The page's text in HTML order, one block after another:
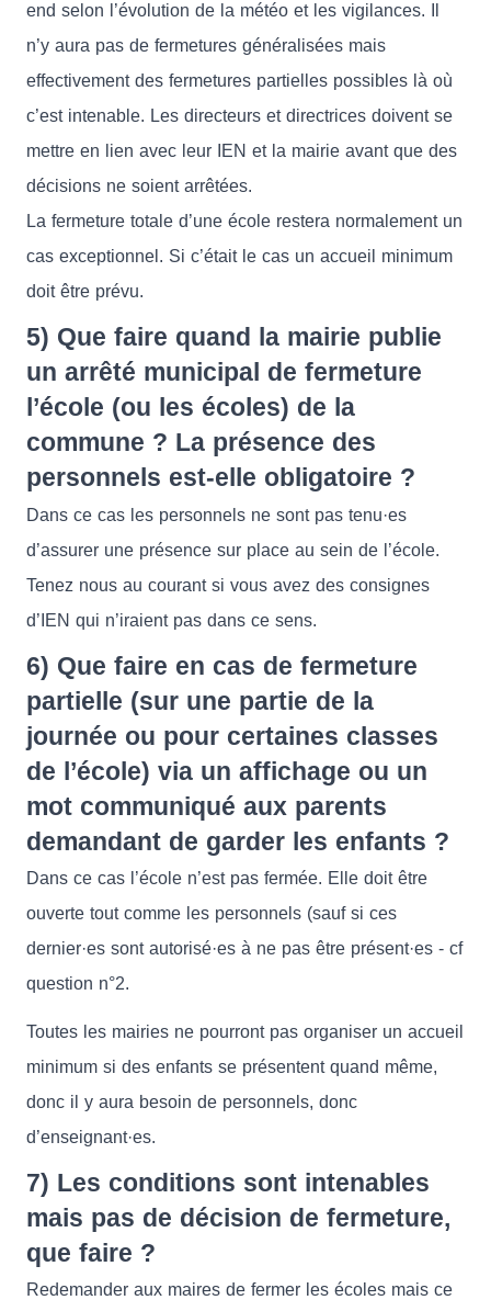
end selon l’évolution de la météo et les vigilances. Il
n’y aura pas de fermetures généralisées mais
effectivement des fermetures partielles possibles là où
c’est intenable. Les directeurs et directrices doivent se
mettre en lien avec leur IEN et la mairie avant que des
décisions ne soient arrêtées.
La fermeture totale d’une école restera normalement un
cas exceptionnel. Si c’était le cas un accueil minimum
doit être prévu.
5) Que faire quand la mairie publie
un arrêté municipal de fermeture
l’école (ou les écoles) de la
commune ? La présence des
personnels est-elle obligatoire ?
Dans ce cas les personnels ne sont pas tenu·es
d’assurer une présence sur place au sein de l’école.
Tenez nous au courant si vous avez des consignes
d’IEN qui n’iraient pas dans ce sens.
6) Que faire en cas de fermeture
partielle (sur une partie de la
journée ou pour certaines classes
de l’école) via un affichage ou un
mot communiqué aux parents
demandant de garder les enfants ?
Dans ce cas l’école n’est pas fermée. Elle doit être
ouverte tout comme les personnels (sauf si ces
dernier·es sont autorisé·es à ne pas être présent·es - cf
question n°2.
Toutes les mairies ne pourront pas organiser un accueil
minimum si des enfants se présentent quand même,
donc il y aura besoin de personnels, donc
d’enseignant·es.
7) Les conditions sont intenables
mais pas de décision de fermeture,
que faire ?
Redemander aux maires de fermer les écoles mais ce